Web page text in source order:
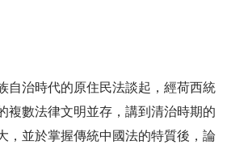
自治時代的原住民法談起，經荷西統
複數法律文明並存，講到清治時期的
，並於掌握傳統中國法的特質後，論